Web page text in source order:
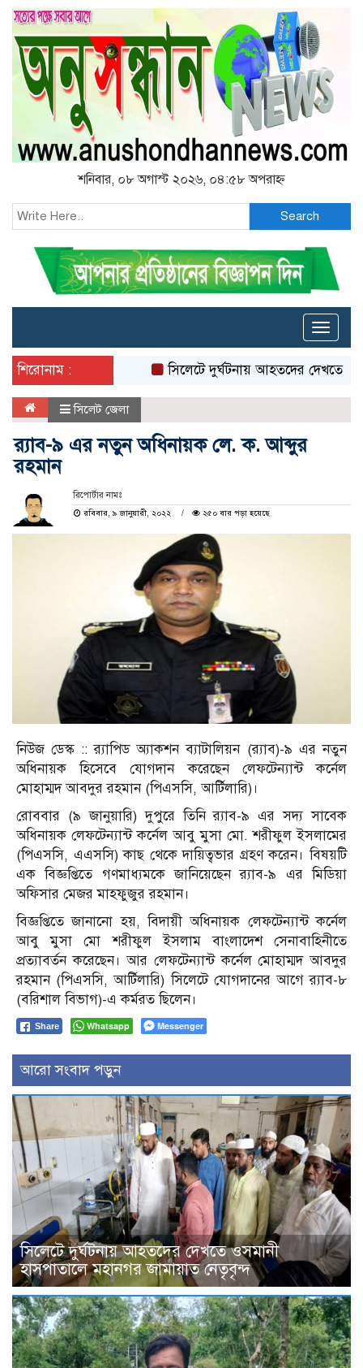
শনিবার, ০৮ অগাস্ট ২০২৬, ০৪:৫৮ অপরাহ্ন
Search
Toggle
শিরোনাম :
সিলেটে দুর্ঘটনায় আহতদের দেখতে
সিলেট জেলা
র‍্যাব-৯ এর নতুন অধিনায়ক লে. ক. আব্দুর
রহমান
রিপোর্টার নামঃ
রবিবার, ৯ জানুয়ারী, ২০২২
২৫০ বার পড়া হয়েছে
নিউজ ডেস্ক :: র‍্যাপিড অ্যাকশন ব্যাটালিয়ন (র‍্যাব)-৯ এর নতুন
অধিনায়ক হিসেবে যোগদান করেছেন লেফটেন্যান্ট কর্নেল
মোহাম্মদ আবদুর রহমান (পিএসসি, আর্টিলারি)।
রোববার (৯ জানুয়ারি) দুপুরে তিনি র‍্যাব-৯ এর সদ্য সাবেক
অধিনায়ক লেফটেন্যান্ট কর্নেল আবু মুসা মো. শরীফুল ইসলামের
(পিএসসি, এএসসি) কাছ থেকে দায়িত্বভার গ্রহণ করেন। বিষয়টি
এক বিজ্ঞপ্তিতে গণমাধ্যমকে জানিয়েছেন র‍্যাব-৯ এর মিডিয়া
অফিসার মেজর মাহফুজুর রহমান।
বিজ্ঞপ্তিতে জানানো হয়, বিদায়ী অধিনায়ক লেফটেন্যান্ট কর্নেল
আবু মুসা মো শরীফুল ইসলাম বাংলাদেশ সেনাবাহিনীতে
প্রত্যাবর্তন করেছেন। আর লেফটেন্যান্ট কর্নেল মোহাম্মদ আবদুর
রহমান (পিএসসি, আর্টিলারি) সিলেটে যোগদানের আগে র‍্যাব-৮
(বরিশাল বিভাগ)-এ কর্মরত ছিলেন।
Share Whatsapp Messenger
আরো সংবাদ পড়ুন
সিলেটে দুর্ঘটনায় আহতদের দেখতে ওসমানী
হাসপাতালে মহানগর জামায়াত নেতৃবৃন্দ